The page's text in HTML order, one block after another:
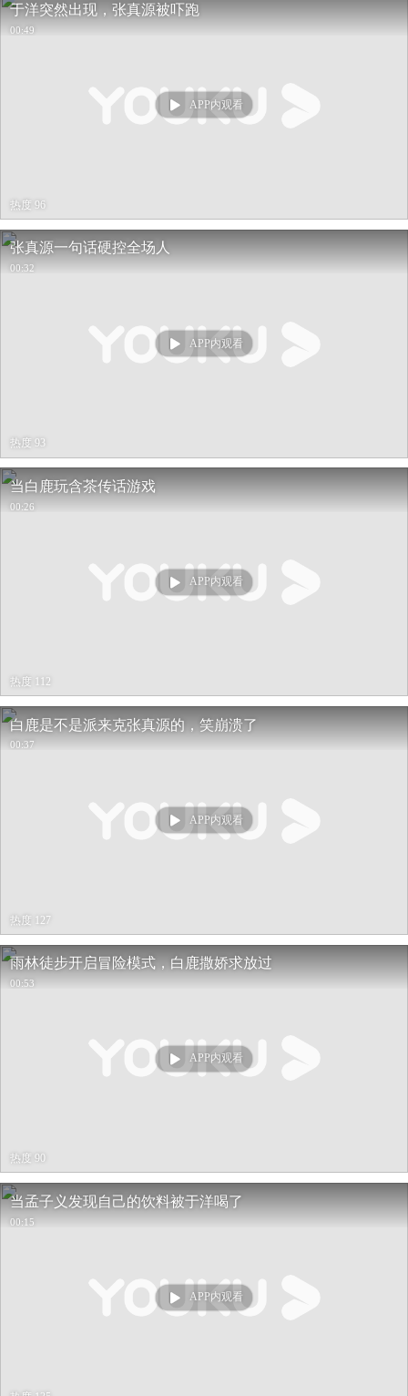
于洋突然出现，张真源被吓跑
00:49
APP内观看
热度 96
张真源一句话硬控全场人
00:32
APP内观看
热度 93
当白鹿玩含茶传话游戏
00:26
APP内观看
热度 112
白鹿是不是派来克张真源的，笑崩溃了
00:37
APP内观看
热度 127
雨林徒步开启冒险模式，白鹿撒娇求放过
00:53
APP内观看
热度 90
当孟子义发现自己的饮料被于洋喝了
00:15
APP内观看